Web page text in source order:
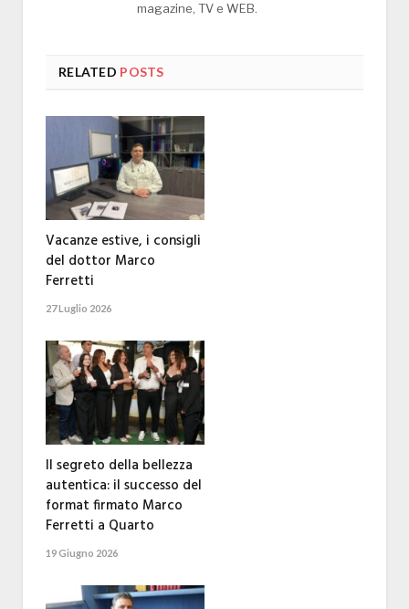
magazine, TV e WEB.
RELATED POSTS
Vacanze estive, i consigli
del dottor Marco
Ferretti
27 Luglio 2026
Il segreto della bellezza
autentica: il successo del
format firmato Marco
Ferretti a Quarto
19 Giugno 2026